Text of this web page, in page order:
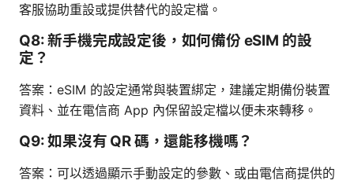
客服協助重設或提供替代的設定檔。
Q8: 新手機完成設定後，如何備份 eSIM 的設
定？
答案：eSIM 的設定通常與裝置綁定，建議定期備份裝置
資料、並在電信商 App 內保留設定檔以便未來轉移。
Q9: 如果沒有 QR 碼，還能移機嗎？
答案：可以透過顯示手動設定的參數、或由電信商提供的